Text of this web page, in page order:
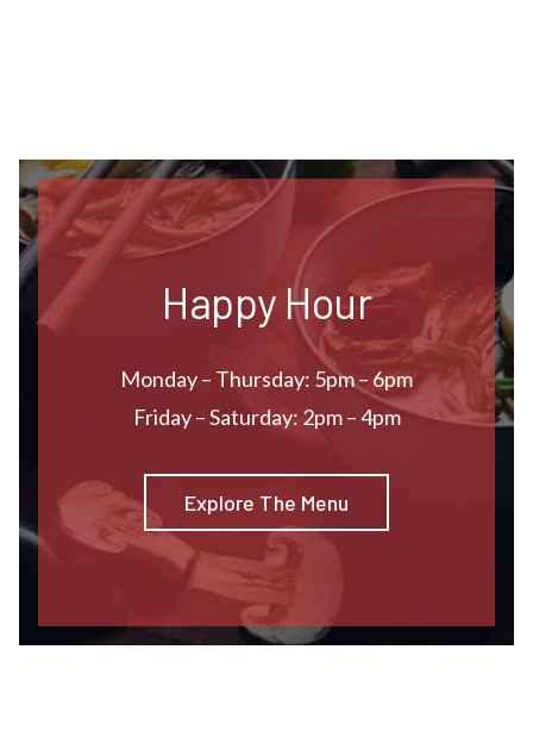
Happy Hour
Monday – Thursday: 5pm – 6pm
Friday – Saturday: 2pm – 4pm
Explore The Menu